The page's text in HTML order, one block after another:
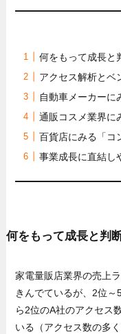
何をもって成長と
アクセス解析とベ
自動車メーカーに
通販コスメ業界に
百貨店にみる「コ
事業成長に直結し
何をもって成長と判
家電量販店業界の売上
きんでているが、2位
ら2位のA社のアクセス
いる（アクセス数の多